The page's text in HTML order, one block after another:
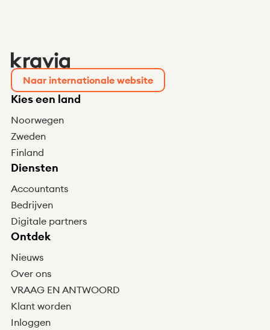
Naar internationale website
Kies een land
Noorwegen
Zweden
Finland
Diensten
Accountants
Bedrijven
Digitale partners
Ontdek
Nieuws
Over ons
VRAAG EN ANTWOORD
Klant worden
Inloggen